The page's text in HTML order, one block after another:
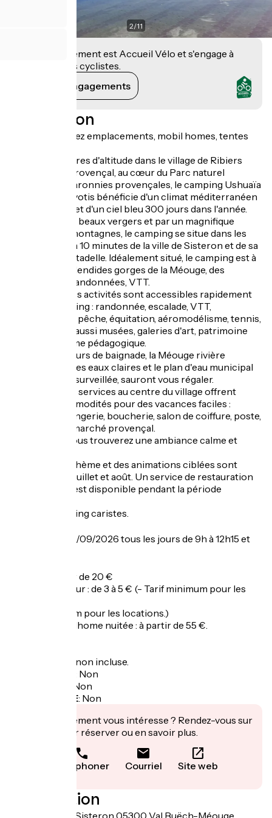
2/11
Cet établissement est Accueil Vélo et s'engage à
accueillir des cyclistes.
Voir ses engagements
Description
Vous y trouverez emplacements, mobil homes, tentes
Situé à 510 mètres d'altitude dans le village de Ribiers
typiquement provençal, au cœur du Parc naturel
régional des Baronnies provençales, le camping Ushuaïa
Villages Les Myotis bénéficie d'un climat méditerranéen
très ensoleillé et d'un ciel bleu 300 jours dans l'année.
Entouré par de beaux vergers et par un magnifique
panorama de montagnes, le camping se situe dans les
Hautes-Alpes à 10 minutes de la ville de Sisteron et de sa
majestueuse citadelle. Idéalement situé, le camping est à
la porte des splendides gorges de la Méouge, des
itinéraires de randonnées, VTT.
De nombreuses activités sont accessibles rapidement
depuis le camping : randonnée, escalade, VTT,
cyclotourisme, pêche, équitation, aéromodélisme, tennis,
quadbike mais aussi musées, galeries d'art, patrimoine
historique, ferme pédagogique.
Pour les amateurs de baignade, la Méouge rivière
réputée pour ses eaux claires et le plan d'eau municipal
avec baignade surveillée, sauront vous régaler.
Commerces et services au centre du village offrent
toutes les commodités pour des vacances faciles :
épicerie, boulangerie, boucherie, salon de coiffure, poste,
pizzeria, bars, marché provençal.
Au camping, vous trouverez une ambiance calme et
Des soirées à thème et des animations ciblées sont
proposées en juillet et août. Un service de restauration
de type snack est disponible pendant la période
Services camping caristes.
Du 01/05 au 30/09/2026 tous les jours de 9h à 12h15 et
Forfait : à partir de 20 €
Prix animal / jour : de 3 à 5 € (- Tarif minimum pour les
- Tarif maximum pour les locations.)
Location mobilhome nuitée : à partir de 55 €.
Taxe de séjour non incluse.
Non
Non
Recharge VAE: Non
Cet établissement vous intéresse ? Rendez-vous sur
leur site pour réserver ou en savoir plus.
Téléphoner Courriel Site web
Localisation
21 bis route de Sisteron 05300 Val Buëch-Méouge